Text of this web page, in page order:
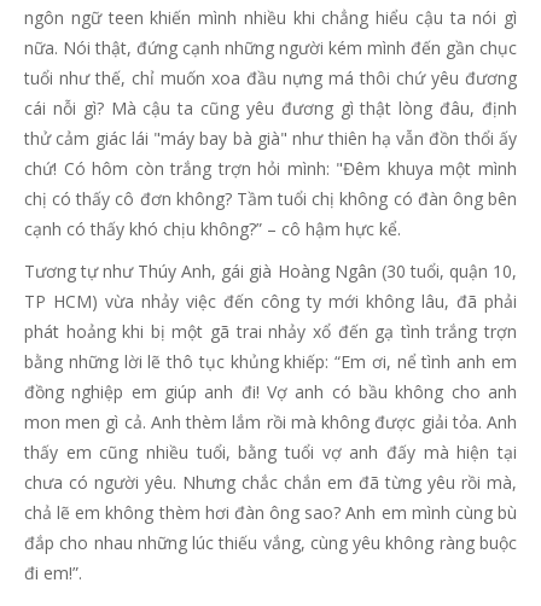
ngôn ngữ teen khiến mình nhiều khi chẳng hiểu cậu ta nói gì
nữa. Nói thật, đứng cạnh những người kém mình đến gần chục
tuổi như thế, chỉ muốn xoa đầu nựng má thôi chứ yêu đương
cái nỗi gì? Mà cậu ta cũng yêu đương gì thật lòng đâu, định
thử cảm giác lái "máy bay bà già" như thiên hạ vẫn đồn thổi ấy
chứ! Có hôm còn trắng trợn hỏi mình: "Đêm khuya một mình
chị có thấy cô đơn không? Tầm tuổi chị không có đàn ông bên
cạnh có thấy khó chịu không?” – cô hậm hực kể.
Tương tự như Thúy Anh, gái già Hoàng Ngân (30 tuổi, quận 10,
TP HCM) vừa nhảy việc đến công ty mới không lâu, đã phải
phát hoảng khi bị một gã trai nhảy xổ đến gạ tình trắng trợn
bằng những lời lẽ thô tục khủng khiếp: “Em ơi, nể tình anh em
đồng nghiệp em giúp anh đi! Vợ anh có bầu không cho anh
mon men gì cả. Anh thèm lắm rồi mà không được giải tỏa. Anh
thấy em cũng nhiều tuổi, bằng tuổi vợ anh đấy mà hiện tại
chưa có người yêu. Nhưng chắc chắn em đã từng yêu rồi mà,
chả lẽ em không thèm hơi đàn ông sao? Anh em mình cùng bù
đắp cho nhau những lúc thiếu vắng, cùng yêu không ràng buộc
đi em!”.